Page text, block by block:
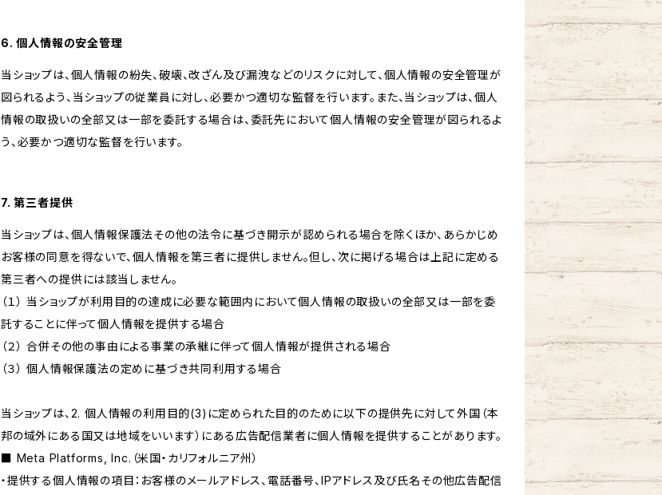
6. 個人情報の安全管理
当ショップは、個人情報の紛失、破壊、改ざん及び漏洩などのリスクに対して、個人情報の安全管理が
図られるよう、当ショップの従業員に対し、必要かつ適切な監督を行います。また、当ショップは、個人
情報の取扱いの全部又は一部を委託する場合は、委託先において個人情報の安全管理が図られるよ
う、必要かつ適切な監督を行います。
7. 第三者提供
当ショップは、個人情報保護法その他の法令に基づき開示が認められる場合を除くほか、あらかじめ
お客様の同意を得ないで、個人情報を第三者に提供しません。但し、次に掲げる場合は上記に定める
第三者への提供には該当しません。
（１） 当ショップが利用目的の達成に必要な範囲内において個人情報の取扱いの全部又は一部を委
託することに伴って個人情報を提供する場合
（２） 合併その他の事由による事業の承継に伴って個人情報が提供される場合
（３） 個人情報保護法の定めに基づき共同利用する場合
当ショップは、2. 個人情報の利用目的(3)に定められた目的のために以下の提供先に対して外国（本
邦の域外にある国又は地域をいいます）にある広告配信業者に個人情報を提供することがあります。
■ Meta Platforms, Inc.（米国・カリフォルニア州）
・提供する個人情報の項目：お客様のメールアドレス、電話番号、IPアドレス及び氏名その他広告配信